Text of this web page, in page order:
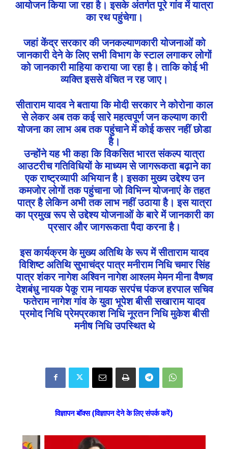
आयोजन किया जा रहा है। इसके अंतर्गत पूरे गांव में यात्रा
का रथ पहुंचेगा।
जहां केंद्र सरकार की जनकल्याणकारी योजनाओं को
जानकारी देने के लिए सभी विभाग के स्टाल लगाकर लोगों
को जानकारी माहिया कराया जा रहा है। ताकि कोई भी
व्यक्ति इससे वंचित न रह जाए।
सीताराम यादव ने बताया कि मोदी सरकार ने कोरोना काल
से लेकर अब तक कई सारे महत्वपूर्ण जन कल्याण कारी
योजना का लाभ अब तक पहुंचाने में कोई कसर नहीं छोडा
है।
उन्होंने यह भी कहा कि विकसित भारत संकल्प यात्रा
आउटरीच गतिविधियों के माध्यम से जागरूकता बढ़ाने का
एक राष्ट्रव्यापी अभियान है। इसका मुख्य उद्देश्य उन
कमजोर लोगों तक पहुंचाना जो विभिन्न योजनाएं के तहत
पात्र है लेकिन अभी तक लाभ नहीं उठाया है। इस यात्रा
का प्रमुख रूप से उद्देश्य योजनाओं के बारे में जानकारी का
प्रसार और जागरूकता पैदा करना है।
इस कार्यक्रम के मुख्य अतिथि के रूप में सीताराम यादव
विशिष्ट अतिथि सुभाचंद्र पात्र मनीराम निधि चमार सिंह
पात्र शंकर नागेश अश्विन नागेश आश्लम मेमन मीना वैष्णव
देशबंधु नायक पेकू राम नायक सरपंच पंकज हरपाल सचिव
फतेराम नागेश गांव के युवा भूपेश बीसी सखाराम यादव
प्रमोद निधि प्रेमप्रकाश निधि नूरतन निधि मुकेश बीसी
मनीष निधि उपस्थित थे
विज्ञापन बॉक्स (विज्ञापन देने के लिए संपर्क करें)